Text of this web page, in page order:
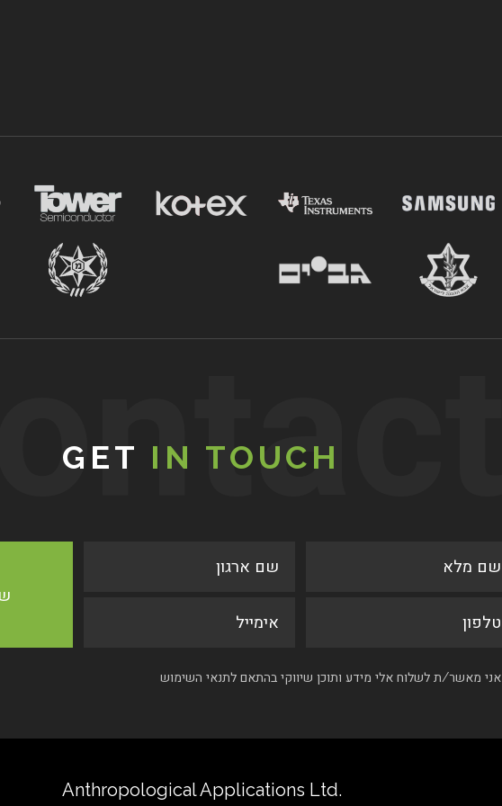
GET IN TOUCH
אני מאשר/ת לשלוח אלי מידע ותוכן שיווקי בהתאם לתנאי השימוש
.Anthropological Applications Ltd